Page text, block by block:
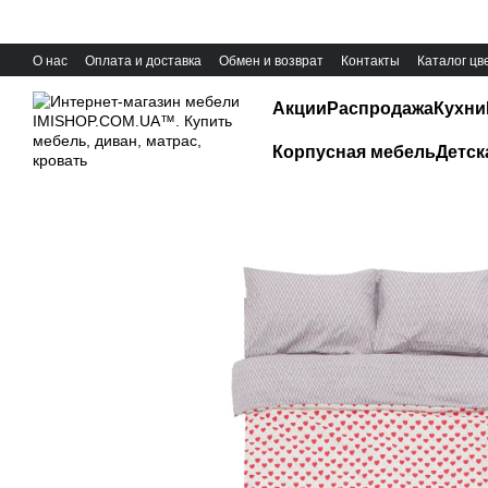
О нас Оплата и доставка Обмен и возврат Контакты Каталог
Акции РаспродажаКухни
Корпусная мебель